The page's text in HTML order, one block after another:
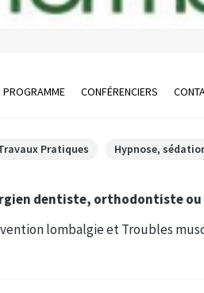
PROGRAMME CONFÉRENCIERS
Pratiques Hypnose,
dentiste, orthodontiste
lombalgie et Troubles